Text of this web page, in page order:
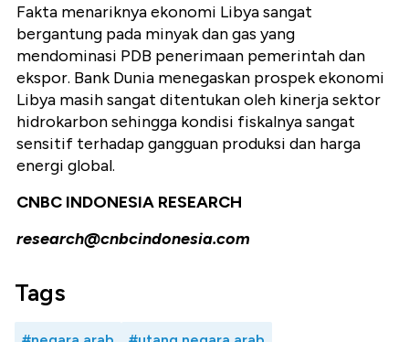
Fakta menariknya ekonomi Libya sangat
bergantung pada minyak dan gas yang
mendominasi PDB penerimaan pemerintah dan
ekspor. Bank Dunia menegaskan prospek ekonomi
Libya masih sangat ditentukan oleh kinerja sektor
hidrokarbon sehingga kondisi fiskalnya sangat
sensitif terhadap gangguan produksi dan harga
energi global.
CNBC INDONESIA RESEARCH
research@cnbcindonesia.com
Tags